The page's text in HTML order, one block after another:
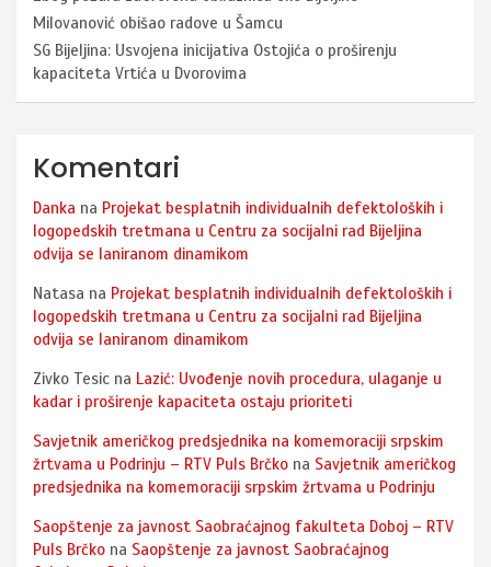
Milovanović obišao radove u Šamcu
SG Bijeljina: Usvojena inicijativa Ostojića o proširenju
kapaciteta Vrtića u Dvorovima
Komentari
Danka na Projekat besplatnih individualnih defektoloških i
logopedskih tretmana u Centru za socijalni rad Bijeljina
odvija se laniranom dinamikom
Natasa na Projekat besplatnih individualnih defektoloških i
logopedskih tretmana u Centru za socijalni rad Bijeljina
odvija se laniranom dinamikom
Zivko Tesic na Lazić: Uvođenje novih procedura, ulaganje u
kadar i proširenje kapaciteta ostaju prioriteti
Savjetnik američkog predsjednika na komemoraciji srpskim
žrtvama u Podrinju – RTV Puls Brčko na Savjetnik američkog
predsjednika na komemoraciji srpskim žrtvama u Podrinju
Saopštenje za javnost Saobraćajnog fakulteta Doboj – RTV
Puls Brčko na Saopštenje za javnost Saobraćajnog